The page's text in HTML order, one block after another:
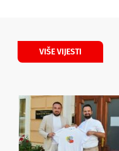
VIŠE VIJESTI